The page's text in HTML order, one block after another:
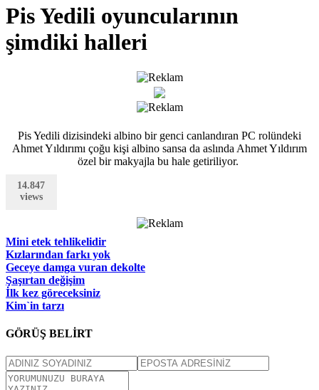
Pis Yedili oyuncularının
şimdiki halleri
Pis Yedili dizisindeki albino bir genci canlandıran PC rolündeki
Ahmet Yıldırımı çoğu kişi albino sansa da aslında Ahmet Yıldırım
özel bir makyajla bu hale getiriliyor.
14.847
views
Mini etek tehlikelidir
Kızlarından farkı yok
Geceye damga vuran dekolte
Şaşırtan değişim
İlk kez göreceksiniz
Kim`in tarzı
GÖRÜŞ BELİRT